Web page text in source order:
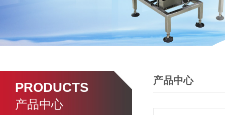
PRODUCTS
产品中心
产品中心